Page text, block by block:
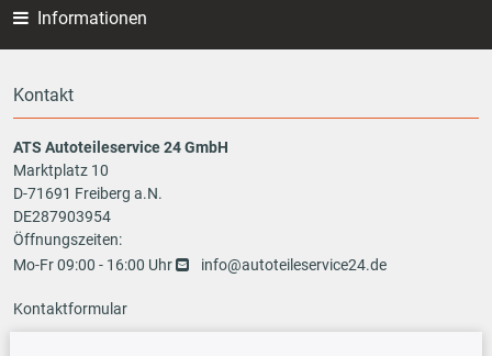
Informationen
Kontakt
ATS Autoteileservice 24 GmbH
Marktplatz 10
D-71691 Freiberg a.N.
DE287903954
Öffnungszeiten:
Mo-Fr 09:00 - 16:00 Uhr
info@autoteileservice24.de
Kontaktformular